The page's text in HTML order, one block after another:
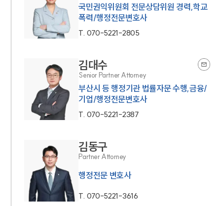
국민권익위원회 전문상담위원 경력,학교
폭력/행정전문변호사
T. 070-5221-2805
김대수
Senior Partner Attorney
부산시 등 행정기관 법률자문 수행,금융/
기업/행정전문변호사
T. 070-5221-2387
김동구
Partner Attorney
행정전문 변호사
T. 070-5221-3616